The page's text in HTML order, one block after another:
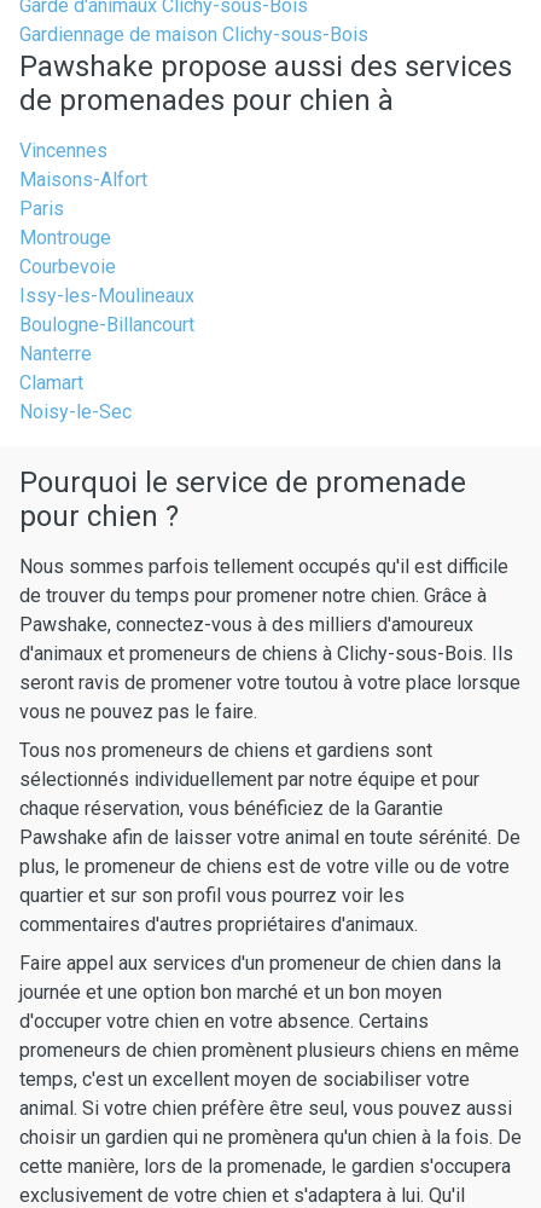
Garde d'animaux Clichy-sous-Bois
Gardiennage de maison Clichy-sous-Bois
Pawshake propose aussi des services
de promenades pour chien à
Vincennes
Maisons-Alfort
Paris
Montrouge
Courbevoie
Issy-les-Moulineaux
Boulogne-Billancourt
Nanterre
Clamart
Noisy-le-Sec
Pourquoi le service de promenade
pour chien ?
Nous sommes parfois tellement occupés qu'il est difficile
de trouver du temps pour promener notre chien. Grâce à
Pawshake, connectez-vous à des milliers d'amoureux
d'animaux et promeneurs de chiens à Clichy-sous-Bois. Ils
seront ravis de promener votre toutou à votre place lorsque
vous ne pouvez pas le faire.
Tous nos promeneurs de chiens et gardiens sont
sélectionnés individuellement par notre équipe et pour
chaque réservation, vous bénéficiez de la Garantie
Pawshake afin de laisser votre animal en toute sérénité. De
plus, le promeneur de chiens est de votre ville ou de votre
quartier et sur son profil vous pourrez voir les
commentaires d'autres propriétaires d'animaux.
Faire appel aux services d'un promeneur de chien dans la
journée et une option bon marché et un bon moyen
d'occuper votre chien en votre absence. Certains
promeneurs de chien promènent plusieurs chiens en même
temps, c'est un excellent moyen de sociabiliser votre
animal. Si votre chien préfère être seul, vous pouvez aussi
choisir un gardien qui ne promènera qu'un chien à la fois. De
cette manière, lors de la promenade, le gardien s'occupera
exclusivement de votre chien et s'adaptera à lui. Qu'il